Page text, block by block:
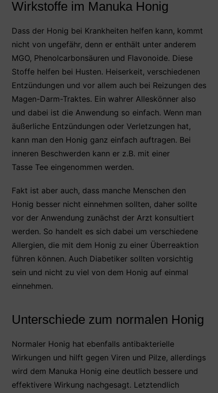
Wirkstoffe im Manuka Honig
Dass der Honig bei Krankheiten helfen kann, kommt
nicht von ungefähr, denn er enthält unter anderem
MGO, Phenolcarbonsäuren und Flavonoide. Diese
Stoffe helfen bei Husten. Heiserkeit, verschiedenen
Entzündungen und vor allem auch bei Reizungen des
Magen-Darm-Traktes. Ein wahrer Alleskönner also
und dabei ist die Anwendung so einfach. Wenn man
äußerliche Entzündungen oder Verletzungen hat,
kann man den Honig ganz einfach auftragen. Bei
inneren Beschwerden kann er z.B. mit einer
Tasse Tee eingenommen werden.
Fakt ist aber auch, dass manche Menschen den
Honig besser nicht einnehmen sollten, daher sollte
vor der Anwendung zunächst der Arzt konsultiert
werden. So handelt es sich dabei um verschiedene
Allergien, die mit dem Honig zu einer Überreaktion
führen können. Auch Diabetiker sollten vorsichtig
sein und nicht zu viel von dem Honig auf einmal
einnehmen.
Unterschiede zum normalen Honig
Normaler Honig hat ebenfalls antibakterielle
Wirkungen und hilft gegen Viren und Pilze, allerdings
wird dem Manuka Honig eine deutlich bessere und
effektivere Wirkung nachgesagt. Letztendlich